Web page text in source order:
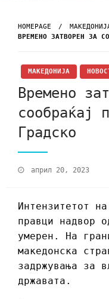
HOMEPAGE
ВРЕМЕНО ЗАТВОРЕН ЗА
МАКЕДОНИЈА
Времено
сообраќај
Градско
април 20, 2023
Интензитетот
правци надвор
умерен. На
македонска
задржувања за
државата.